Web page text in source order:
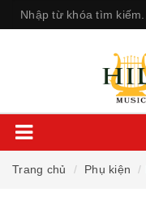
Trang chủ Phụ kiện